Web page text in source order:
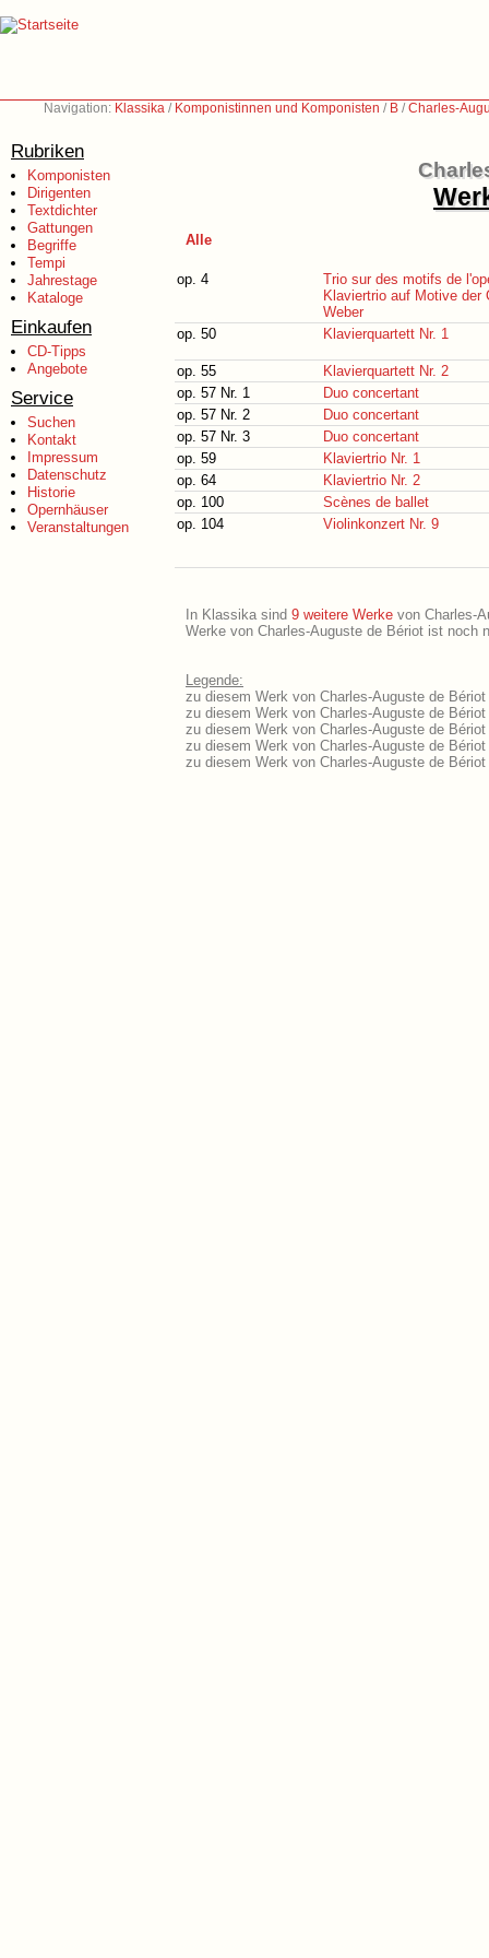
Navigation: Klassika / Komponistinnen und Komponisten / B /Charles-
Rubriken
Komponisten
Dirigenten
Textdichter
Gattungen
Begriffe
Tempi
Jahrestage
Kataloge
Einkaufen
CD-Tipps
Angebote
Service
Suchen
Kontakt
Impressum
Datenschutz
Historie
Opernhäuser
Veranstaltungen
Alle
op. 4
Trio sur des motifs de
Klaviertrio auf Motive der
Weber
op. 50
Klavierquartett Nr. 1
op. 55
Klavierquartett Nr. 2
op. 57 Nr. 1
Duo concertant
op. 57 Nr. 2
Duo concertant
op. 57 Nr. 3
Duo concertant
op. 59
Klaviertrio Nr. 1
op. 64
Klaviertrio Nr. 2
op. 100
Scènes de ballet
op. 104
Violinkonzert Nr. 9
In Klassika sind 9 weitere Werke von Charles-
Werke von Charles-Auguste de Bériot ist noch
Legende:
zu diesem Werk von Charles-Auguste de
zu diesem Werk von Charles-Auguste de
zu diesem Werk von Charles-Auguste de
zu diesem Werk von Charles-Auguste de
zu diesem Werk von Charles-Auguste de